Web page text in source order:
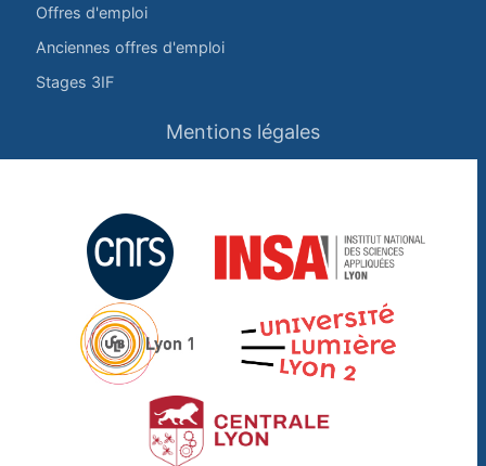
Offres d'emploi
Anciennes offres d'emploi
Stages 3IF
Mentions légales